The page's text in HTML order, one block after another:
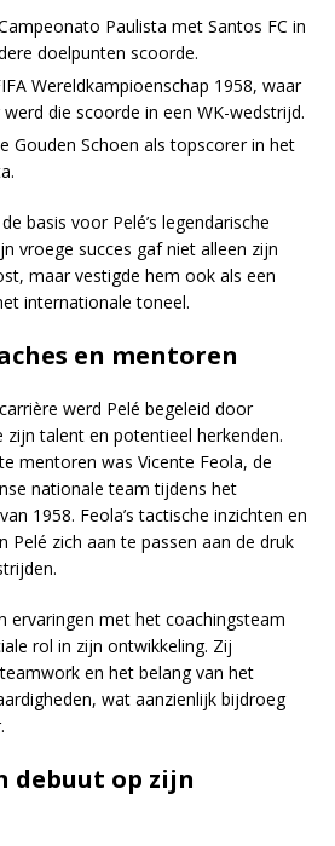
Paulista met Santos FC in
doelpunten scoorde.
Wereldkampioenschap 1958, waar
die scoorde in een WK-wedstrijd.
Gouden Schoen als topscorer in het
basis voor Pelé’s legendarische
vroege succes gaf niet alleen zijn
maar vestigde hem ook als een
internationale toneel.
en mentoren
werd Pelé begeleid door
zijn talent en potentieel herkenden.
mentoren was Vicente Feola, de
nationale team tijdens het
1958. Feola’s tactische inzichten en
Pelé zich aan te passen aan de druk
ervaringen met het coachingsteam
rol in zijn ontwikkeling. Zij
en het belang van het
wat aanzienlijk bijdroeg
debuut op zijn